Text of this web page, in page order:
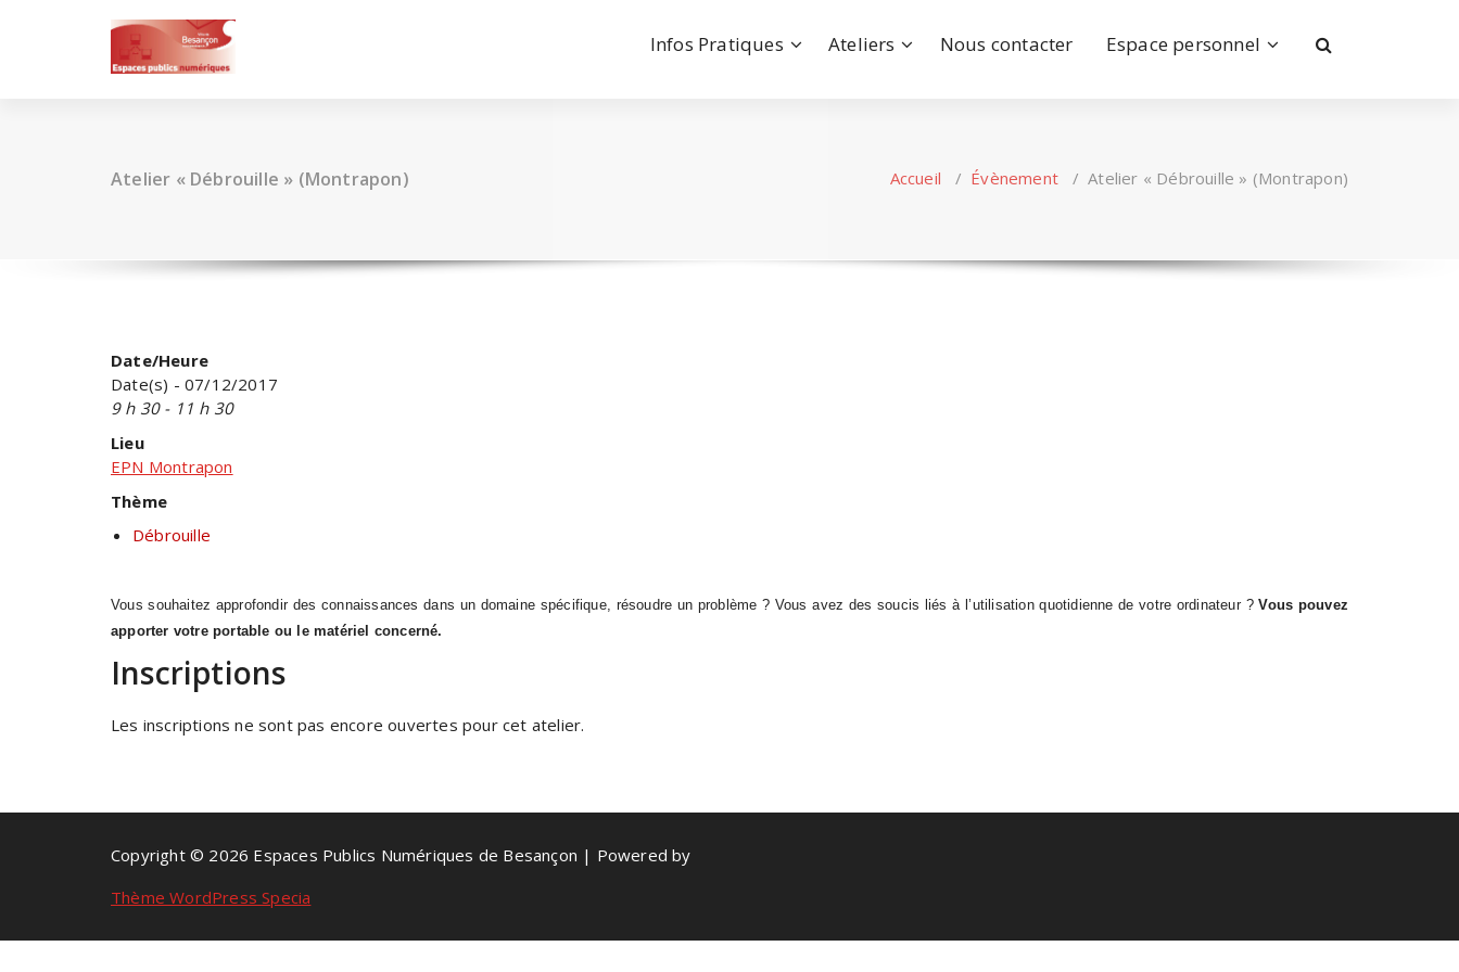
Infos Pratiques Ateliers Nous contacter Espace personnel
Atelier « Débrouille » (Montrapon) Accueil / Évènement/Atelier « Débrouille » (Montrapon)
Date/Heure
Date(s) - 07/12/2017
9 h 30 - 11 h 30
Lieu
EPN Montrapon
Thème
Débrouille
Vous souhaitez approfondir des connaissances dans un domaine spécifique, résoudre un problème ? Vous avez des soucis liés à l’utilisation quotidienne de votre ordinateur ?Vous pouvez
apporter votre portable ou le matériel concerné.
Inscriptions
Les inscriptions ne sont pas encore ouvertes pour cet atelier.
Copyright © 2026 Espaces Publics Numériques de Besançon | Powered by
Thème WordPress Specia